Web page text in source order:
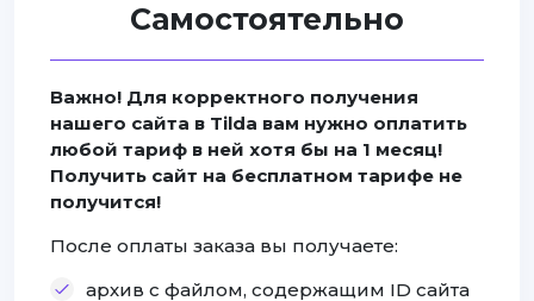
Самостоятельно
Важно! Для корректного получения
нашего сайта в Tilda вам нужно оплатить
любой тариф в ней хотя бы на 1 месяц!
Получить сайт на бесплатном тарифе не
получится!
После оплаты заказа вы получаете:
архив с файлом, содержащим ID сайта